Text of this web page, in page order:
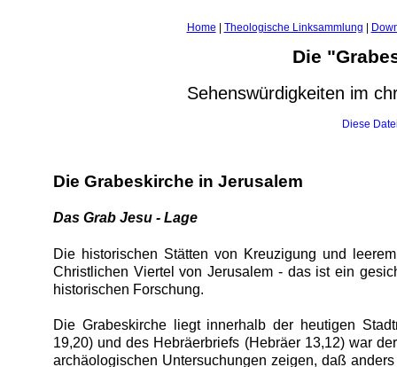
Home Theologische Linksammlung
Die
Sehenswürdigkeiten im
Diese
Die Grabeskirche in Jerusalem
Das Grab Jesu - Lage
Die historischen Stätten von Kreuzigung und
Christlichen Viertel von Jerusalem - das ist ein
historischen Forschung.
Die Grabeskirche liegt innerhalb der heutigen
19,20) und des Hebräerbriefs (Hebräer 13,12) war
archäologischen Untersuchungen zeigen, daß